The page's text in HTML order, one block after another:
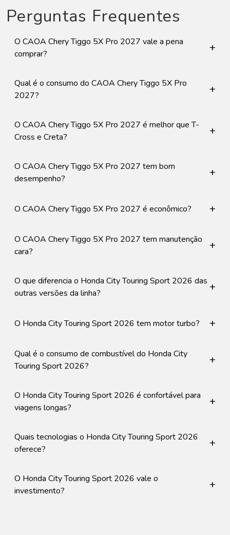
Perguntas Frequentes
O CAOA Chery Tiggo 5X Pro 2027 vale a pena
comprar?
+
Qual é o consumo do CAOA Chery Tiggo 5X Pro
2027?
+
O CAOA Chery Tiggo 5X Pro 2027 é melhor que T-
Cross e Creta?
+
O CAOA Chery Tiggo 5X Pro 2027 tem bom
desempenho?
+
O CAOA Chery Tiggo 5X Pro 2027 é econômico? +
O CAOA Chery Tiggo 5X Pro 2027 tem manutenção
cara?
+
O que diferencia o Honda City Touring Sport 2026 das
outras versões da linha?
+
O Honda City Touring Sport 2026 tem motor turbo? +
Qual é o consumo de combustível do Honda City
Touring Sport 2026?
+
O Honda City Touring Sport 2026 é confortável para
viagens longas?
+
Quais tecnologias o Honda City Touring Sport 2026
oferece?
+
O Honda City Touring Sport 2026 vale o
investimento?
+